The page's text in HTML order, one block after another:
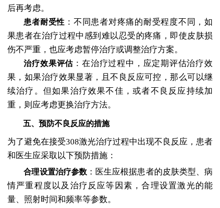
后再考虑。
患者耐受性 ：不同患者对疼痛的耐受程度不同，如
果患者在治疗过程中感到难以忍受的疼痛，即使皮肤损
伤不严重，也应考虑暂停治疗或调整治疗方案。
治疗效果评估 ：在治疗过程中，应定期评估治疗效
果，如果治疗效果显著，且不良反应可控，那么可以继
续治疗。但如果治疗效果不佳，或者不良反应持续加
重，则应考虑更换治疗方法。
五、预防不良反应的措施
为了避免在接受308激光治疗过程中出现不良反应，患者
和医生应采取以下预防措施：
合理设置治疗参数：医生应根据患者的皮肤类型、病
情严重程度以及治疗反应等因素，合理设置激光的能
量、照射时间和频率等参数。